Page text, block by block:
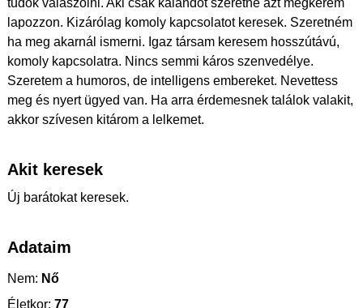
lapozzon. Kizárólag komoly kapcsolatot keresek. Szeretném
ha meg akarnál ismerni. Igaz társam keresem hosszútávú,
komoly kapcsolatra. Nincs semmi káros szenvedélye.
Szeretem a humoros, de intelligens embereket. Nevettess
meg és nyert ügyed van. Ha arra érdemesnek találok valakit,
akkor szívesen kitárom a lelkemet.
Akit keresek
Új barátokat keresek.
Adataim
Nem: Nő
Életkor: 77